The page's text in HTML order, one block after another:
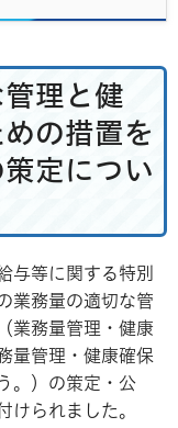
理と健
の措置を
定につい
与等に関する特別
業務量の適切な管
業務量管理・健康
量管理・健康確保
。）の策定・公
けられました。